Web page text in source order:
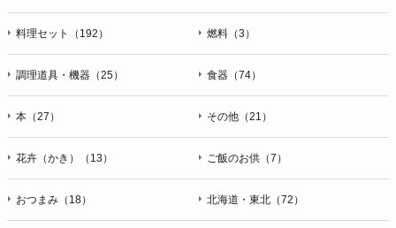
料理セット（192） 燃料（3）
調理道具・機器（25） 食器（74）
本（27） その他（21）
花卉（かき）（13） ご飯のお供（7）
おつまみ（18） 北海道・東北（72）